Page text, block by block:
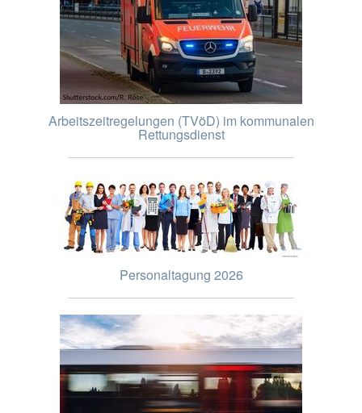
Arbeitszeitregelungen (TVöD) im kommunalen
Rettungsdienst
Personaltagung 2026